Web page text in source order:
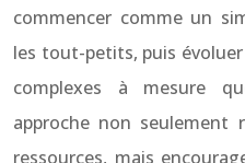
commencer comme un
les tout-petits, puis
complexes à mesure
approche non seulement
ressources, mais